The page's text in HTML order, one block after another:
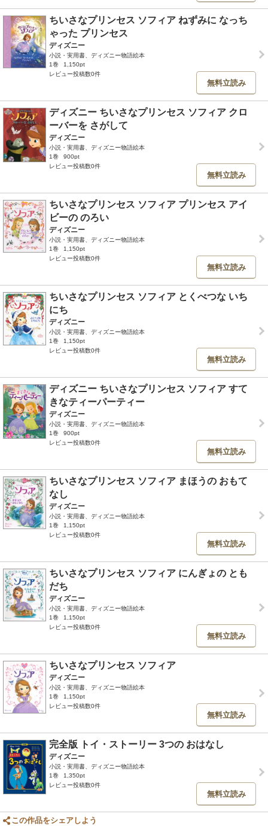
ちいさなプリンセス ソフィア ねずみに なっち
ゃった プリンセス
ディズニー
小説・実用書、ディズニー物語絵本
1巻
1,150pt
レビュー投稿数0件
無料立読み
ディズニー ちいさなプリンセス ソフィア クロ
ーバーを さがして
ディズニー
小説・実用書、ディズニー物語絵本
1巻
900pt
レビュー投稿数0件
無料立読み
ちいさなプリンセス ソフィア プリンセス アイ
ビーの のろい
ディズニー
小説・実用書、ディズニー物語絵本
1巻
1,150pt
レビュー投稿数0件
無料立読み
ちいさなプリンセス ソフィア とくべつな いち
にち
ディズニー
小説・実用書、ディズニー物語絵本
1巻
1,150pt
レビュー投稿数0件
無料立読み
ディズニー ちいさなプリンセス ソフィア すて
きなティーパーティー
ディズニー
小説・実用書、ディズニー物語絵本
1巻
900pt
レビュー投稿数0件
無料立読み
ちいさなプリンセス ソフィア まほうの おもて
なし
ディズニー
小説・実用書、ディズニー物語絵本
1巻
1,150pt
レビュー投稿数0件
無料立読み
ちいさなプリンセス ソフィア にんぎょの とも
だち
ディズニー
小説・実用書、ディズニー物語絵本
1巻
1,150pt
レビュー投稿数0件
無料立読み
ちいさなプリンセス ソフィア
ディズニー
小説・実用書、ディズニー物語絵本
1巻
1,150pt
レビュー投稿数0件
無料立読み
完全版 トイ・ストーリー 3つの おはなし
ディズニー
小説・実用書、ディズニー物語絵本
1巻
1,350pt
レビュー投稿数0件
無料立読み
この作品をシェアしよう